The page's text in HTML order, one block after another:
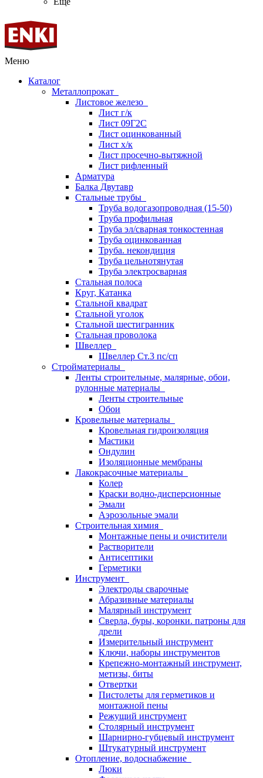
Меню
Каталог
Металлопрокат
Листовое железо
Лист г/к
Лист 09Г2С
Лист оцинкованный
Лист х/к
Лист просечно-вытяжной
Лист рифленный
Арматура
Балка Двутавр
Стальные трубы
Труба водогазопроводная (15-50)
Труба профильная
Труба эл/сварная тонкостенная
Труба оцинкованная
Труба. некондиция
Труба цельнотянутая
Труба электросварная
Стальная полоса
Круг, Катанка
Стальной квадрат
Стальной уголок
Стальной шестигранник
Стальная проволока
Швеллер
Швеллер Ст.3 пс/сп
Стройматериалы
Ленты строительные, малярные, обои,
рулонные материалы
Ленты строительные
Обои
Кровельные материалы
Кровельная гидроизоляция
Мастики
Ондулин
Изоляционные мембраны
Лакокрасочные материалы
Колер
Краски водно-дисперсионные
Эмали
Аэрозольные эмали
Строительная химия
Монтажные пены и очистители
Растворители
Антисептики
Герметики
Инструмент
Электроды сварочные
Абразивные материалы
Малярный инструмент
Сверла, буры, коронки. патроны для
дрели
Измерительный инструмент
Ключи, наборы инструментов
Крепежно-монтажный инструмент,
метизы, биты
Отвертки
Пистолеты для герметиков и
монтажной пены
Режущий инструмент
Столярный инструмент
Шарнирно-губцевый инструмент
Штукатурный инструмент
Отопление, водоснабжение
Люки